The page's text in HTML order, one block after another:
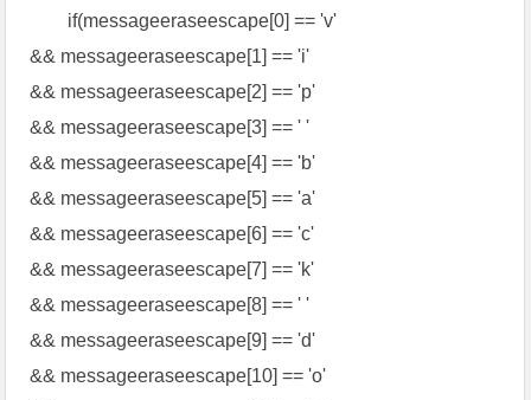
if(messageeraseescape[0] == 'v'
&& messageeraseescape[1] == 'i'
&& messageeraseescape[2] == 'p'
&& messageeraseescape[3] == ' '
&& messageeraseescape[4] == 'b'
&& messageeraseescape[5] == 'a'
&& messageeraseescape[6] == 'c'
&& messageeraseescape[7] == 'k'
&& messageeraseescape[8] == ' '
&& messageeraseescape[9] == 'd'
&& messageeraseescape[10] == 'o'